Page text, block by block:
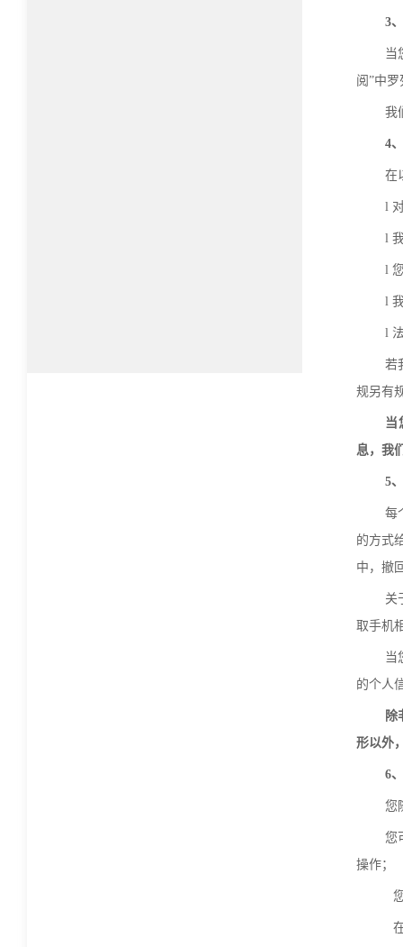
3
当
阅”中
我
4
在
l
l
l
l
l
若
规另有
当
息，我
5
每
的方式
中，撤
关
取手机
当
的个人
除
形以外
6
您
您
操作；